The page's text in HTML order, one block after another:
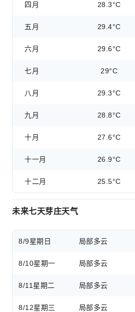
四月 28.3°C
五月 29.4°C
六月 29.6°C
七月 29°C
八月 29.3°C
九月 28.8°C
十月 27.6°C
十一月 26.9°C
十二月 25.5°C
未来七天芽庄天气
8/9星期日 局部多云
8/10星期一 局部多云
8/11 星期二 局部多云
8/12星期三 局部多云